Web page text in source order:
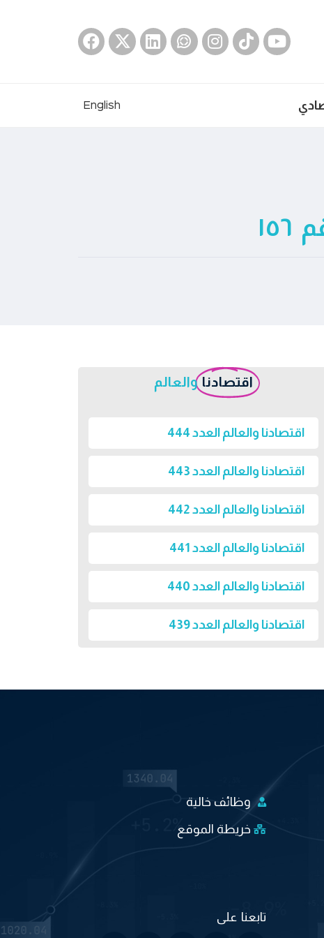
English
اقتصادنا والعالم
اقتصادنا والعالم العدد 444
اقتصادنا والعالم العدد 443
اقتصادنا والعالم العدد 442
اقتصادنا والعالم العدد 441
اقتصادنا والعالم العدد 440
اقتصادنا والعالم العدد 439
وظائف خالية
خريطة الموقع